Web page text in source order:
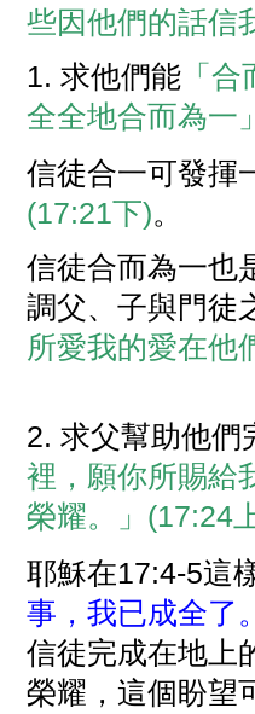
些因他們的話信
1. 求他們能「合
全全地合而為一
信徒合一可發揮
(17:21下)。
信徒合而為一也
調父、子與門徒
所愛我的愛在他
2. 求父幫助他們
裡，願你所賜給
榮耀。」(17:24
耶穌在17:4-5這
事，我已成全了
信徒完成在地上
榮耀，這個盼望